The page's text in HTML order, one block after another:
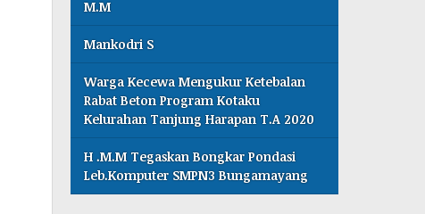
M.M
Mankodri S
Warga Kecewa Mengukur Ketebalan
Rabat Beton Program Kotaku
Kelurahan Tanjung Harapan T.A 2020
H .M.M Tegaskan Bongkar Pondasi
Leb.Komputer SMPN3 Bungamayang